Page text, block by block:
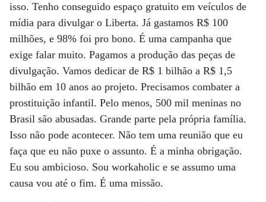
isso. Tenho conseguido espaço gratuito em veículos de
mídia para divulgar o Liberta. Já gastamos R$ 100
milhões, e 98% foi pro bono. É uma campanha que
exige falar muito. Pagamos a produção das peças de
divulgação. Vamos dedicar de R$ 1 bilhão a R$ 1,5
bilhão em 10 anos ao projeto. Precisamos combater a
prostituição infantil. Pelo menos, 500 mil meninas no
Brasil são abusadas. Grande parte pela própria família.
Isso não pode acontecer. Não tem uma reunião que eu
faça que eu não puxe o assunto. É a minha obrigação.
Eu sou ambicioso. Sou workaholic e se assumo uma
causa vou até o fim. É uma missão.